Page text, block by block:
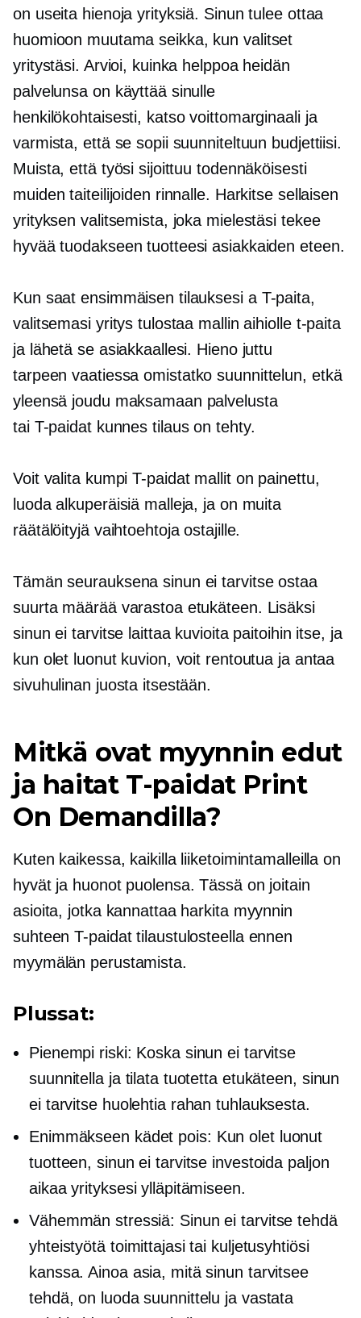
on useita hienoja yrityksiä. Sinun tulee ottaa
huomioon muutama seikka, kun valitset
yritystäsi. Arvioi, kuinka helppoa heidän
palvelunsa on käyttää sinulle
henkilökohtaisesti, katso voittomarginaali ja
varmista, että se sopii suunniteltuun budjettiisi.
Muista, että työsi sijoittuu todennäköisesti
muiden taiteilijoiden rinnalle. Harkitse sellaisen
yrityksen valitsemista, joka mielestäsi tekee
hyvää tuodakseen tuotteesi asiakkaiden eteen.
Kun saat ensimmäisen tilauksesi a T-paita,
valitsemasi yritys tulostaa mallin aihiolle t-paita
ja lähetä se asiakkaallesi. Hieno juttu
tarpeen vaatiessa omistatko suunnittelun, etkä
yleensä joudu maksamaan palvelusta
tai T-paidatkunnes tilaus on tehty.
Voit valita kumpiT-paidatmallit on painettu,
luoda alkuperäisiä malleja, ja on muita
räätälöityjä vaihtoehtoja ostajille.
Tämän seurauksena sinun ei tarvitse ostaa
suurta määrää varastoa etukäteen. Lisäksi
sinun ei tarvitse laittaa kuvioita paitoihin itse, ja
kun olet luonut kuvion, voit rentoutua ja antaa
sivuhulinan juosta itsestään.
Mitkä ovat myynnin edut
ja haitat T-paidatPrint
On Demandilla?
Kuten kaikessa, kaikilla liiketoimintamalleilla on
hyvät ja huonot puolensa. Tässä on joitain
asioita, jotka kannattaa harkita myynnin
suhteenT-paidattilaustulosteella ennen
myymälän perustamista.
Plussat:
Pienempi riski: Koska sinun ei tarvitse
suunnitella ja tilata tuotetta etukäteen, sinun
ei tarvitse huolehtia rahan tuhlauksesta.
Enimmäkseen kädet pois: Kun olet luonut
tuotteen, sinun ei tarvitse investoida paljon
aikaa yrityksesi ylläpitämiseen.
Vähemmän stressiä: Sinun ei tarvitse tehdä
yhteistyötä toimittajasi tai kuljetusyhtiösi
kanssa. Ainoa asia, mitä sinun tarvitsee
tehdä, on luoda suunnittelu ja vastata